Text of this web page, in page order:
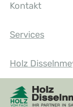
Kontakt
Services
Holz